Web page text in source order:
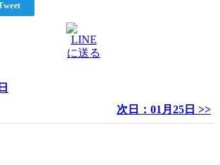
次日：01月25日 >>